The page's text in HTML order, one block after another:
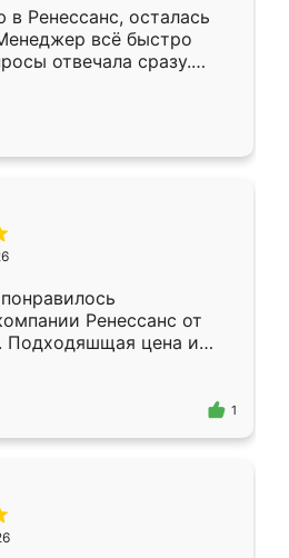
в Ренессанс, осталась
всё быстро
отвечала сразу.
в субботу, подошёл к
Собрали
аккуратно, даже
Ренессанс от
Подходяшщая цена и
Приехавший
Владислав
эскизу самый
1